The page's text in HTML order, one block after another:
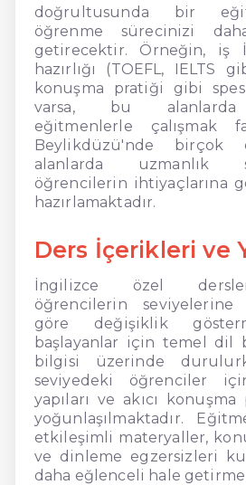
doğrultusunda bir
öğrenme sürecinizi
getirecektir. Örneğin, iş
hazırlığı (TOEFL, IELTS
konuşma pratiği gibi
varsa, bu alanlarda
eğitmenlerle çalışmak
Beylikdüzü'nde birçok
alanlarda uzmanlık
öğrencilerin ihtiyaçlarına
hazırlamaktadır.
Ders İçerikleri ve
İngilizce özel
öğrencilerin
göre değişiklik
başlayanlar için temel dil
bilgisi üzerinde
seviyedeki öğrenciler
yapıları ve akıcı
yoğunlaşılmaktadır.
etkileşimli materyaller,
ve dinleme egzersizleri
daha eğlenceli hale